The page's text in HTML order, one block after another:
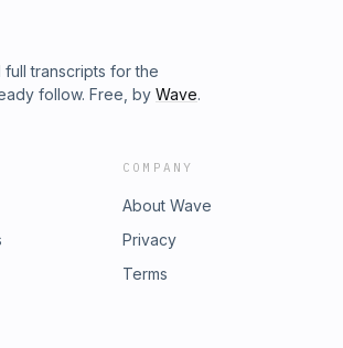
full transcripts for the
follow. Free, by Wave.
COMPANY
About Wave
Privacy
Terms